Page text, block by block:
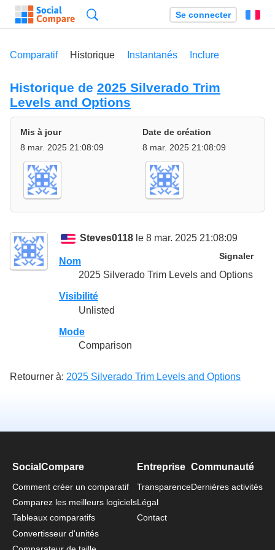
Se connecter
Comparatif Historique Instantanés Inclure
Historique de 2025 Silverado Trim
Levels and Options
Mis à jour
8 mar. 2025 21:08:09
Date de création
8 mar. 2025 21:08:09
Steves0118 le 8 mar. 2025 21:08:09
Signaler
Nom
2025 Silverado Trim Levels and Options
Visibilité
Unlisted
Mode
Comparison
Retourner à: 2025 Silverado Trim Levels and Options
SocialCompare
Comment créer un comparatif
Comparez les meilleurs logiciels
Tableaux comparatifs
Convertisseur d'unités
Entreprise
Transparence
Légal
Contact
Communauté
Dernières activités